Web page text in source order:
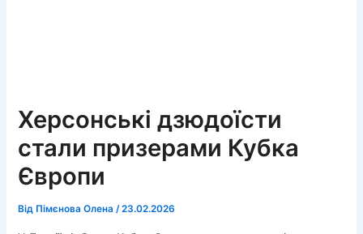
Херсонські дзюдоїсти
стали призерами Кубка
Європи
Від Пімєнова Олена/23.02.2026